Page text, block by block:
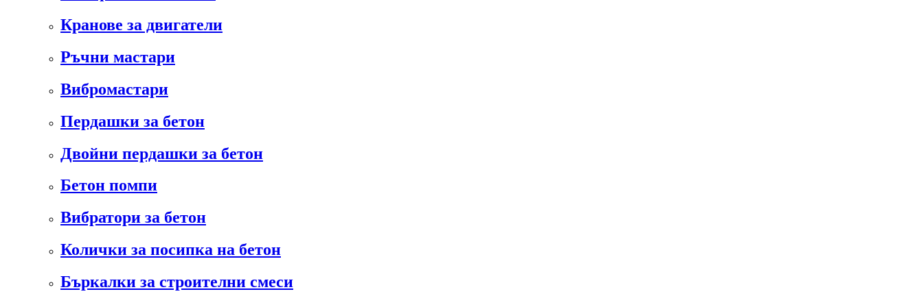
Кранове за двигатели
Ръчни мастари
Вибромастари
Пердашки за бетон
Двойни пердашки за бетон
Бетон помпи
Вибратори за бетон
Колички за посипка на бетон
Бъркалки за строителни смеси